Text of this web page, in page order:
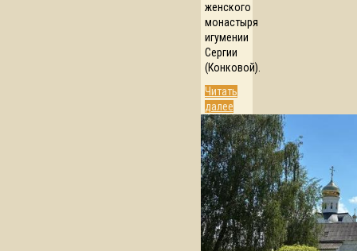
женского
монастыря
игумении
Сергии
(Конковой).
Читать
далее